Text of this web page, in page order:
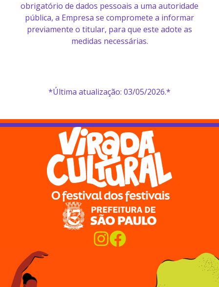
obrigatório de dados pessoais a uma autoridade
pública, a Empresa se compromete a informar
previamente o titular, para que este adote as
medidas necessárias.
*Última atualização: 03/05/2026.*